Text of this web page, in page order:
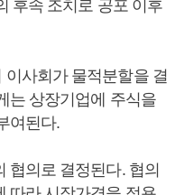
후속 조치로 공포 이후
사회가 물적분할을 결
는 상장기업에 주식을
여된다.
협의로 결정된다. 협의